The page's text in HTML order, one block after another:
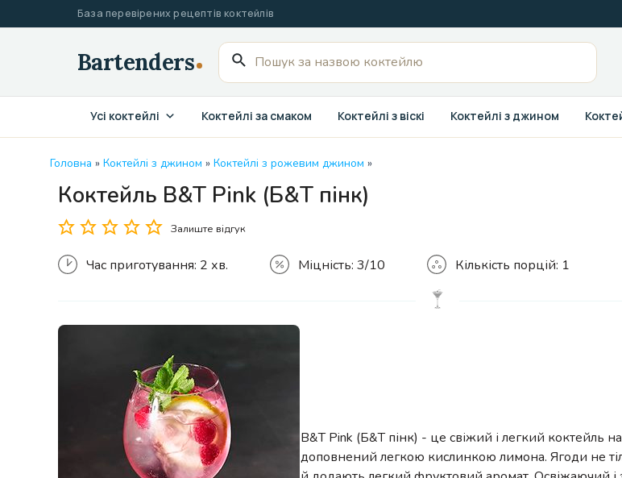
до
База перевірених рецептів коктейлів
Пошук
для:
Усі коктейлі Коктейлі за смаком Коктейлі з віскі Коктейлі з джином
Головна » Коктейлі з джином » Коктейлі з рожевим джином »
Коктейль B&T Pink (Б&Т пінк)
Залиште відгук
Час приготування: 2 хв. Міцність: 3/10 Кількість порцій: 1
B&T Pink (Б&Т пінк) - це свіжий і легкий коктейль
доповнений легкою кислинкою лимона. Ягоди не